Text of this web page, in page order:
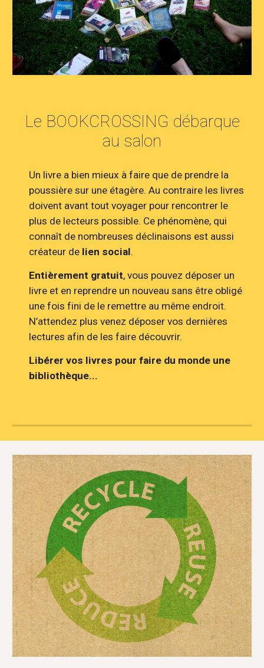
Le BOOKCROSSING débarque
au salon
Un livre a bien mieux à faire que de prendre la
poussière sur une étagère. Au contraire les livres
doivent avant tout voyager pour rencontrer le
plus de lecteurs possible. Ce phénomène, qui
connaît de nombreuses déclinaisons est aussi
créateur de lien social.
Entièrement gratuit, vous pouvez déposer un
livre et en reprendre un nouveau sans être obligé
une fois fini de le remettre au même endroit.
N’attendez plus venez déposer vos dernières
lectures afin de les faire découvrir.
Libérer vos livres pour faire du monde une
bibliothèque...